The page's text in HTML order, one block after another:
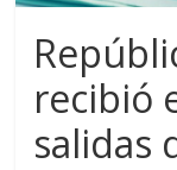
recibió
salidas